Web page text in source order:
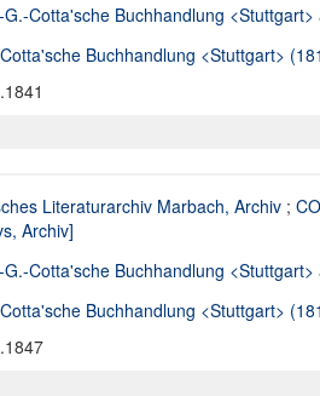
G.-Cotta'sche Buchhandlung
Buchhandlung <Stuttgart>
Literaturarchiv Marbach, Archiv ;
Archiv]
G.-Cotta'sche Buchhandlung
Buchhandlung <Stuttgart>